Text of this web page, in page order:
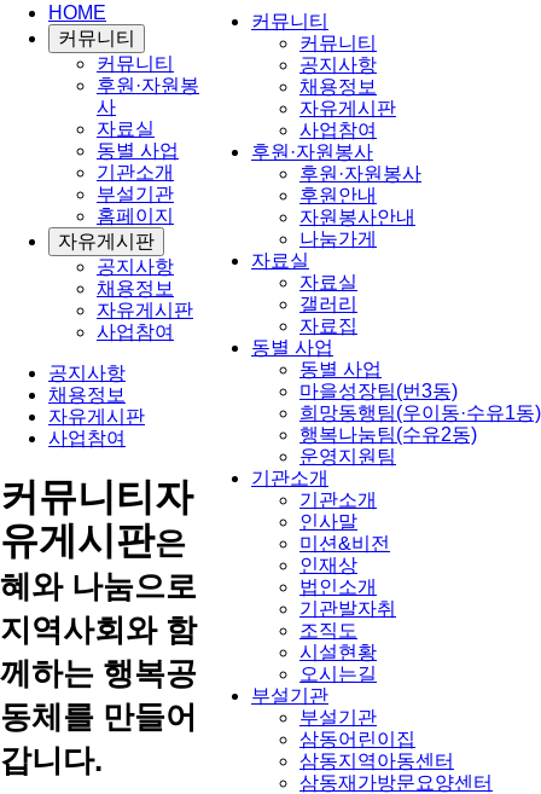
커뮤니티
커뮤니티
공지사항
채용정보
자유게시판
사업참여
후원·자원봉사
후원·자원봉사
후원안내
자원봉사안내
나눔가게
자료실
자료실
갤러리
자료집
동별 사업
동별 사업
마을성장팀(번3동)
희망동행팀(우이동·수유1동)
행복나눔팀(수유2동)
운영지원팀
기관소개
기관소개
인사말
미션&비전
인재상
법인소개
기관발자취
조직도
시설현황
오시는길
부설기관
부설기관
삼동어린이집
삼동지역아동센터
삼동재가방문요양센터
HOME
커뮤니티
커뮤니티
후원·자원봉
사
자료실
동별 사업
기관소개
부설기관
홈페이지
자유게시판
공지사항
채용정보
자유게시판
사업참여
공지사항
채용정보
자유게시판
사업참여
커뮤니티자
유게시판은
혜와 나눔으로
지역사회와 함
께하는 행복공
동체를 만들어
갑니다.